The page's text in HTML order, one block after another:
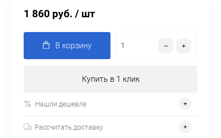
1 860 руб. / шт
В корзину
Купить в 1 клик
Нашли дешевле
Рассчитать доставку